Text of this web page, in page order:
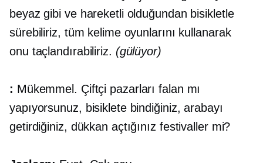
beyaz gibi ve hareketli olduğundan bisikletle
sürebiliriz, tüm kelime oyunlarını kullanarak
onu taçlandırabiliriz. (gülüyor)
: Mükemmel. Çiftçi pazarları falan mı
yapıyorsunuz, bisiklete bindiğiniz, arabayı
getirdiğiniz, dükkan açtığınız festivaller mi?